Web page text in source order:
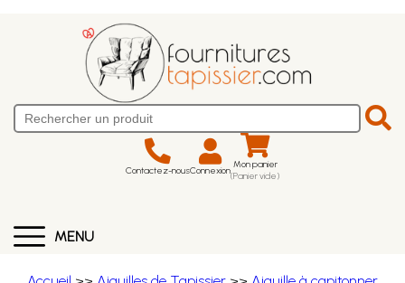
Contactez-nousConnexion Mon panier
(Panier vide)
MENU